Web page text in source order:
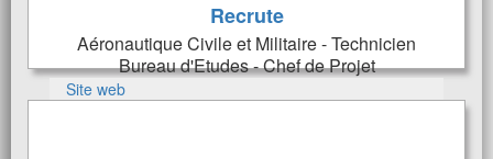
Recrute
Aéronautique Civile et Militaire - Technicien
Bureau d'Etudes - Chef de Projet
Site web